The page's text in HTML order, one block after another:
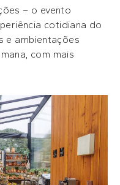
– o evento
cotidiana do
e ambientações
com mais